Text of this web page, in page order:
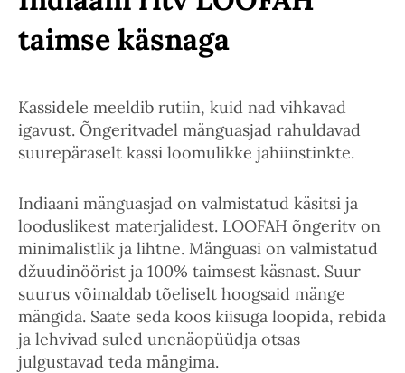
taimse käsnaga
Kassidele meeldib rutiin, kuid nad vihkavad
igavust. Õngeritvadel mänguasjad rahuldavad
suurepäraselt kassi loomulikke jahiinstinkte.
Indiaani mänguasjad on valmistatud käsitsi ja
looduslikest materjalidest. LOOFAH õngeritv on
minimalistlik ja lihtne. Mänguasi on valmistatud
džuudinöörist ja 100% taimsest käsnast. Suur
suurus võimaldab tõeliselt hoogsaid mänge
mängida. Saate seda koos kiisuga loopida, rebida
ja lehvivad suled unenäopüüdja otsas
julgustavad teda mängima.